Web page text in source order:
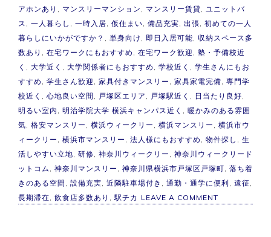
アホンあり , マンスリーマンション , マンスリー賃貸, ユニットバ
ス , 一人暮らし , 一時入居, 仮住まい, 備品充実, 出張, 初めての一人
暮らしにいかがですか？ , 単身向け , 即日入居可能, 収納スペース多
数あり , 在宅ワークにもおすすめ , 在宅ワーク歓迎 , 塾・予備校近
く , 大学近く , 大学関係者にもおすすめ , 学校近く , 学生さんにもお
すすめ , 学生さん歓迎 , 家具付きマンスリー , 家具家電完備, 専門学
校近く , 心地良い空間 , 戸塚区エリア , 戸塚駅近く , 日当たり良好,
明るい室内 , 明治学院大学 横浜キャンパス近く , 暖かみのある雰囲
気, 格安マンスリー , 横浜ウィークリー , 横浜マンスリー , 横浜市ウ
ィークリー , 横浜市マンスリー , 法人様にもおすすめ , 物件探し , 生
活しやすい立地, 研修, 神奈川ウィークリー , 神奈川ウィークリード
ットコム , 神奈川マンスリー , 神奈川県横浜市戸塚区戸塚町, 落ち着
きのある空間 , 設備充実, 近隣駐車場付き , 通勤・通学に便利 , 遠征,
長期滞在, 飲食店多数あり ,駅チカ LEAVE A COMMENT
横